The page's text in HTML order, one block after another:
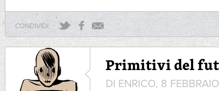
CONDIVIDI:
Primitivi del
DI ENRICO, 8